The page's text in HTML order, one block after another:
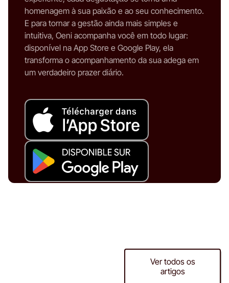
homenagem à sua paixão e ao seu conhecimento.
E para tornar a gestão ainda mais simples e
intuitiva, Oeni acompanha você em todo lugar:
disponível na App Store e Google Play, ela
transforma o acompanhamento da sua adega em
um verdadeiro prazer diário.
Ver todos os
artigos